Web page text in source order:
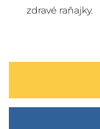
zdravé raňajky.